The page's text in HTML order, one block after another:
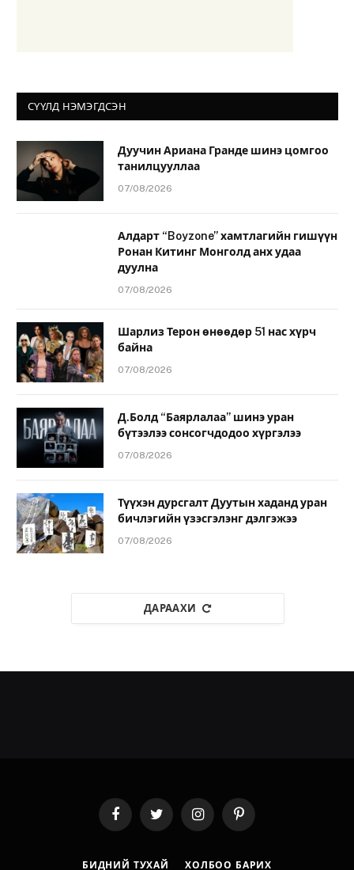
СҮҮЛД НЭМЭГДСЭН
Дуучин Ариана Гранде шинэ цомгоо
танилцууллаа
07/08/2026
Алдарт “Boyzone” хамтлагийн гишүүн
Ронан Китинг Монголд анх удаа
дуулна
07/08/2026
Шарлиз Терон өнөөдөр 51 нас хүрч
байна
07/08/2026
Д.Болд “Баярлалаа” шинэ уран
бүтээлээ сонсогчдодоо хүргэлээ
07/08/2026
Түүхэн дурсгалт Дуутын хаданд уран
бичлэгийн үзэсгэлэнг дэлгэжээ
07/08/2026
ДАРААХИ
FacebookTwitter InstagramPinterest
БИДНИЙ ТУХАЙ ХОЛБОО БАРИХ